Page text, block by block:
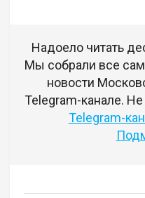
Надоело читать
Мы собрали все
новости
Telegram-канале.
Telegram-